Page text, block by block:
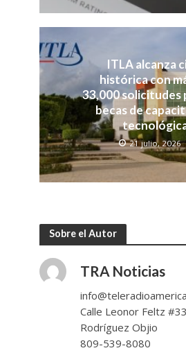
ITLA alcanza
histórica con
33,000 solicitudes
becas de
21 julio, 2026
Sobre el Autor
TRA Noticias
Calle Leonor Feltz
Rodríguez Objio
809-539-8080